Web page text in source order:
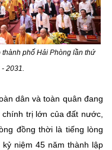
phố Hải Phòng lần thứ
2031.
dân và toàn quân đang
trị lớn của đất nước,
đồng thời là tiếng lòng
niệm 45 năm thành lập